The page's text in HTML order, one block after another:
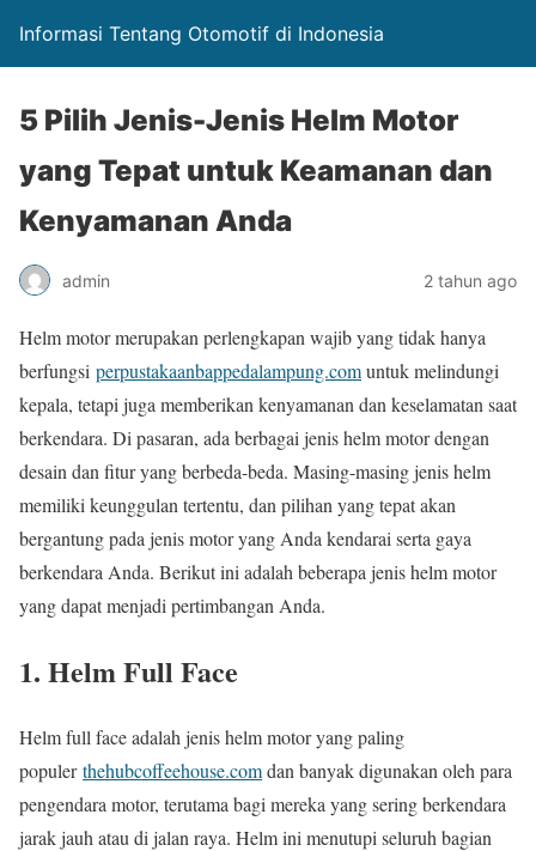
Informasi Tentang Otomotif di Indonesia
5 Pilih Jenis-Jenis Helm Motor
yang Tepat untuk Keamanan dan
Kenyamanan Anda
admin 2 tahun ago
Helm motor merupakan perlengkapan wajib yang tidak hanya
berfungsi perpustakaanbappedalampung.comuntuk melindungi
kepala, tetapi juga memberikan kenyamanan dan keselamatan saat
berkendara. Di pasaran, ada berbagai jenis helm motor dengan
desain dan fitur yang berbeda-beda. Masing-masing jenis helm
memiliki keunggulan tertentu, dan pilihan yang tepat akan
bergantung pada jenis motor yang Anda kendarai serta gaya
berkendara Anda. Berikut ini adalah beberapa jenis helm motor
yang dapat menjadi pertimbangan Anda.
1. Helm Full Face
Helm full face adalah jenis helm motor yang paling
populerthehubcoffeehouse.comdan banyak digunakan oleh para
pengendara motor, terutama bagi mereka yang sering berkendara
jarak jauh atau di jalan raya. Helm ini menutupi seluruh bagian